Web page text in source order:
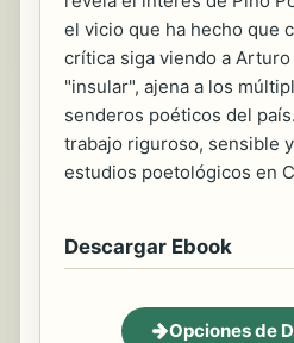
el vicio que ha hecho que
crítica siga viendo a
"insular", ajena a los
senderos poéticos del
trabajo riguroso, sensible
estudios poetológicos en
Descargar Ebook
Opciones de